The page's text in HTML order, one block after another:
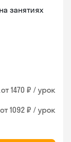
занятиях
от 1470 ₽ / урок
от 1092 ₽ / урок